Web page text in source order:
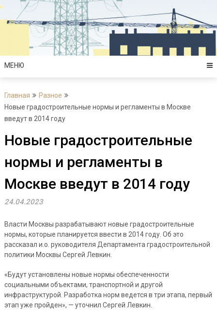
Перейти
содержимому
МЕНЮ
Главная
Разное
Новые градостроительные нормы и регламенты в Москве
введут в 2014 году
Новые градостроительные
нормы и регламенты в
Москве введут в 2014 году
24.04.2023
Власти Москвы разрабатывают новые градостроительные
нормы, которые планируется ввести в 2014 году. Об это
рассказал и.о. руководителя Департамента градостроительной
политики Москвы Сергей Левкин.
«Будут установлены новые нормы обеспеченности
социальными объектами, транспортной и другой
инфраструктурой. Разработка норм ведется в три этапа, первый
этап уже пройден», — уточнил Сергей Левкин.